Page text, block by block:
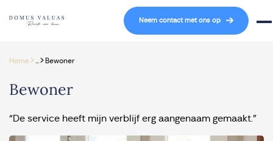
Navigatie overslaan
Neem contact met ons op
Home> > Bewoner
Bewoner
“De service heeft mijn verblijf erg aangenaam gemaakt.”